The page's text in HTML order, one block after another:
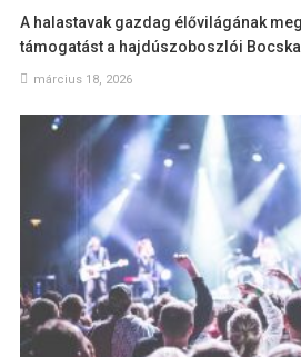
A halastavak gazdag élővilágának
támogatást a hajdúszoboszlói
március 18, 2026